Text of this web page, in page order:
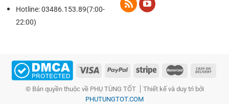
Hotline: 03486.153.89(7:00-
22:00)
© Bản quyền thuộc về PHỤ TÙNG TỐT
Thiết kế và duy trì bởi
PHUTUNGTOT.COM